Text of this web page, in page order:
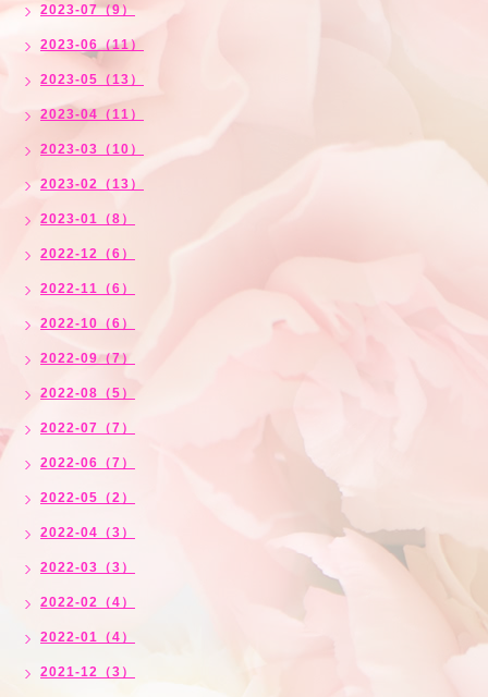
2023-07（9）
2023-06（11）
2023-05（13）
2023-04（11）
2023-03（10）
2023-02（13）
2023-01（8）
2022-12（6）
2022-11（6）
2022-10（6）
2022-09（7）
2022-08（5）
2022-07（7）
2022-06（7）
2022-05（2）
2022-04（3）
2022-03（3）
2022-02（4）
2022-01（4）
2021-12（3）